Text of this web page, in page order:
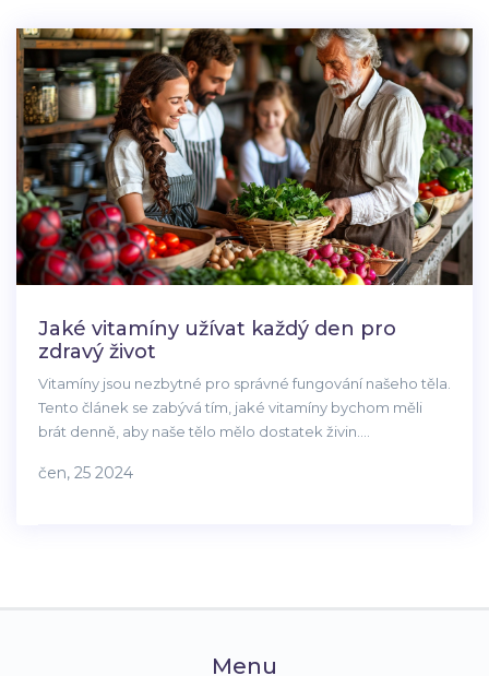
Jaké vitamíny užívat každý den pro
zdravý život
Vitamíny jsou nezbytné pro správné fungování našeho těla.
Tento článek se zabývá tím, jaké vitamíny bychom měli
brát denně, aby naše tělo mělo dostatek živin.
tipy na správné doplňování.
čen, 25 2024
Menu